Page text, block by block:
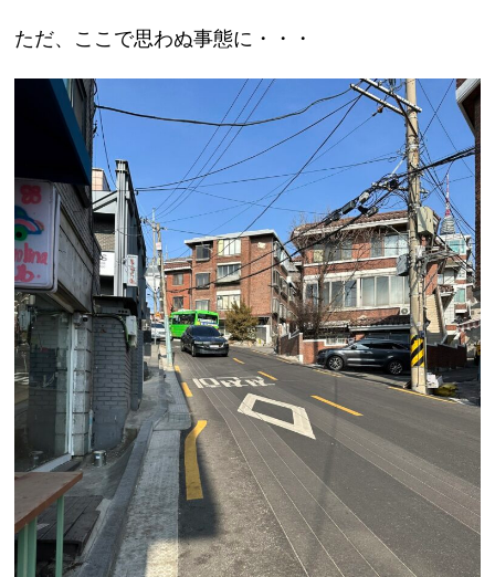
ただ、ここで思わぬ事態に・・・